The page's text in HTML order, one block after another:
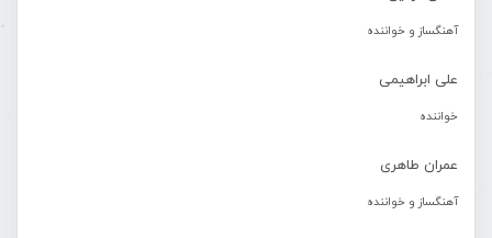
آهنگساز و خواننده
علی ابراهیمی
خواننده
عمران طاهری
آهنگساز و خواننده